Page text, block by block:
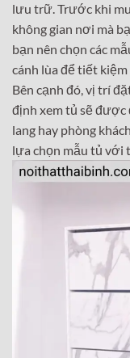
lưu trữ. Trước khi
không gian nơi mà
bạn nên chọn các
cánh lùa để tiết
Bên cạnh đó, vị trí
định xem tủ sẽ được
lang hay phòng
lựa chọn mẫu tủ với